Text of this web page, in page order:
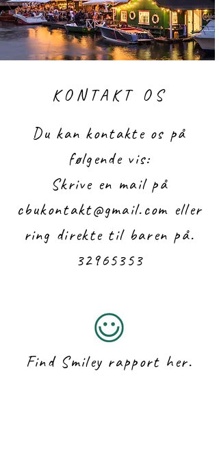
KONTAKT OS
Du kan kontakte os på
følgende vis:
Skrive en mail på
cbukontakt@gmail.com eller
ring direkte til baren på.
32965353
Find Smiley rapport her.